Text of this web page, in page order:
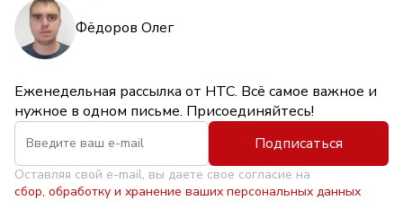
Фёдоров Олег
Еженедельная рассылка от НТС. Всё самое важное и
нужное в одном письме. Присоединяйтесь!
Подписаться
Оставляя свой e-mail, вы даете свое согласие на
сбор, обработку и хранение ваших персональных данных